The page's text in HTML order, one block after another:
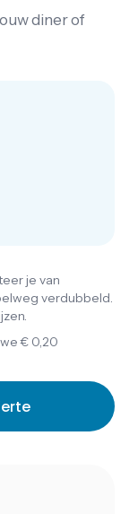
diner of
je van
verdubbeld.
€ 0,20